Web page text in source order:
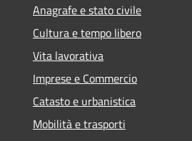
Anagrafe e stato civile
Cultura e tempo libero
Vita lavorativa
Imprese e Commercio
Catasto e urbanistica
Mobilità e trasporti